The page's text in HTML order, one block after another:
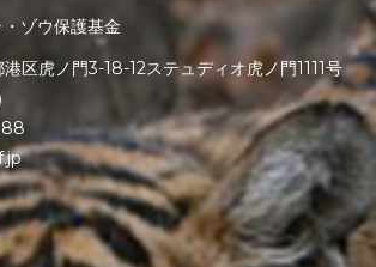
ゾウ保護基金
区虎ノ門3-18-12ステュディオ虎ノ門1111号